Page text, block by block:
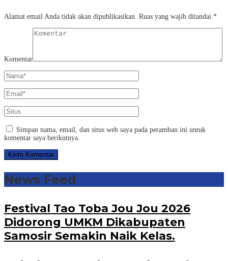
Alamat email Anda tidak akan dipublikasikan. Ruas yang wajib ditandai *
Komentar
Simpan nama, email, dan situs web saya pada peramban ini untuk
komentar saya berikutnya.
News Feed
Festival Tao Toba Jou Jou 2026
Didorong UMKM Dikabupaten
Samosir Semakin Naik Kelas.